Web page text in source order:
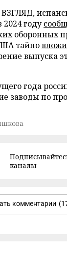
ВЗГЛЯД,
году
оборонных
тайно
выпуска
года
заводы по
каналы
комментарии